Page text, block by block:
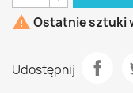
 Ostatnie sztuki
Udostępnij